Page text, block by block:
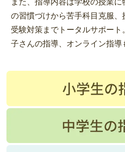
また、指導内容は学校の授業
の習慣づけから苦手科目克服、
受験対策までトータルサポー
子さんの指導、オンライン指導